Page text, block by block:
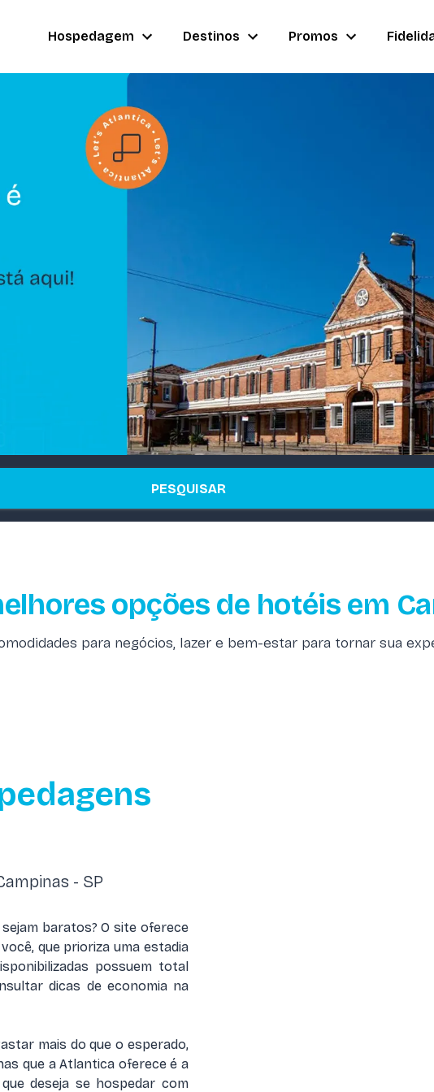
Hospedagem Destinos Promos
PESQUISAR
opções de hotéis em
para negócios, lazer e bem-estar para tornar sua
- SP
baratos? O site oferece
que prioriza uma estadia
possuem total
dicas de economia na
mais do que o esperado,
que a Atlantica oferece é a
deseja se hospedar com